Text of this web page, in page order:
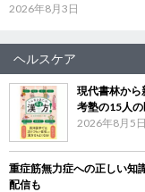
2026年8月3日
ヘルスケア
現代書林か
考塾の15人
2026年8月5日
重症筋無力症への正しい
配信も